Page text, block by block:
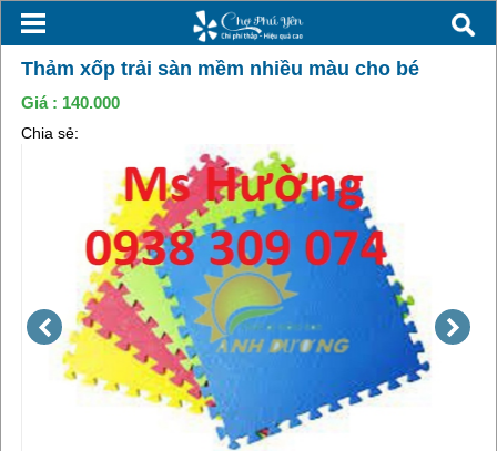
Thảm xốp trải sàn mềm nhiều màu cho bé
Giá : 140.000
Chia sẻ: